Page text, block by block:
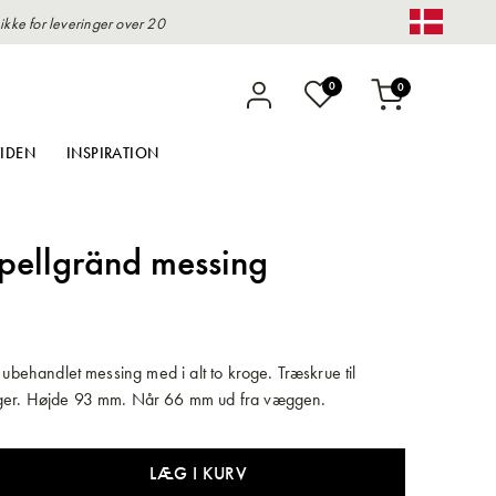
for leveringer over 20
0
Indkøbskurv
0varer
INSPIRATION
messing
messing med i alt to kroge. Træskrue til
Højde 93 mm. Når 66 mm ud fra væggen.
LÆG I KURV